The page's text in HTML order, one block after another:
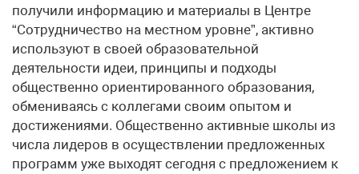
получили информацию и материалы в Центре
“Сотрудничество на местном уровне”, активно
используют в своей образовательной
деятельности идеи, принципы и подходы
общественно ориентированного образования,
обмениваясь с коллегами своим опытом и
достижениями. Общественно активные школы из
числа лидеров в осуществлении предложенных
программ уже выходят сегодня с предложением к